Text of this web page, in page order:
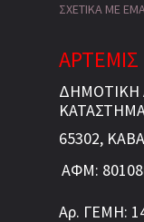
ΣΧΕΤΙΚΑ ΜΕ
ΔΗΜΟΤΙΚΗ
65302,
ΑΦΜ:
Αρ. ΓΕΜΗ: